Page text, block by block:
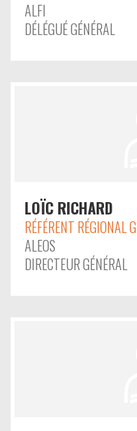
ALFI
DÉLÉGUÉ GÉNÉRAL
LOÏC RICHARD
RÉFÉRENT RÉGIONAL
ALEOS
DIRECTEUR GÉNÉRAL